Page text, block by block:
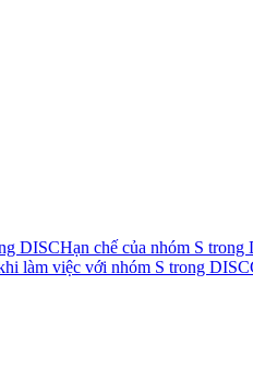
DISCHạn chế của nhóm S trong
làm việc với nhóm S trong DISC